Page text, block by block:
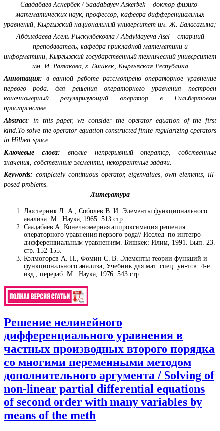
Саадабаев Аскербек / Saadabayev Askerbek – доктор физико-
математических наук, профессор, кафедра дифференциальных
уравнений, Кыргызский национальный университет им. Ж. Баласагына;
Абдылдаева Асель Рыскулбековна / Abdyldayeva Asel – старший
преподаватель, кафедра прикладной математики и
информатики, Кыргызский государственный технический университет
им. И. Раззакова, г. Бишкек, Кыргызская Республика
Аннотация: в данной работе рассмотрено операторное уравнение
первого рода. для решения операторного уравнения построен
конечномерный регуляризующий оператор в Гильбертовом
пространстве.
Abstract: in this paper, we consider the operator equation of the first
kind.To solve the operator equation constructed finite regularizing operators
in Hilbert space.
Ключевые слова:вполне непрерывный оператор, собственные
значения, собственные элементы, некорректные задачи.
Keywords: completely continuous operator, eigenvalues, own elements, ill-
posed problems.
Литература
Люстерник Л. А., Соболев В. И. Элементы функционального
анализа. М.: Наука, 1965. 513 стр.
Саадабаев А. Конечномерная аппроксимация решения
операторного уравнения первого рода// Исслед. по интегро-
дифференциальным уравнениям. Бишкек: Илим, 1991. Вып. 23.
стр. 152-155.
Колмогоров А. Н., Фомин С. В. Элементы теории функций и
функционального анализа; Учебник для мат. спец. ун-тов. 4-е
изд., перераб. М.: Наука, 1976. 543 стр.
Решение нелинейного
дифференциального уравнения в
частных производных второго порядка
со многими переменными методом
дополнительного аргумента / Solving of
non-linear partial differential equations
of second order with many variables by
means of the meth